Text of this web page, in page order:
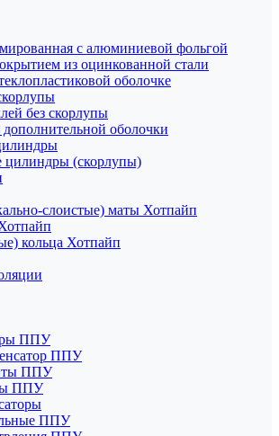
с алюминиевой фольгой
из оцинкованной стали
оболочке
без скорлупы
оболочки
цилиндры (скорлупы)
слоистые) маты Хотпайп
кольца Хотпайп
ППУ
ППУ
ППУ
ППУ
ППУ